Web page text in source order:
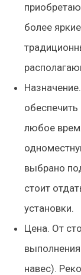
более
любое
выбрано
стоит
установки.
Цена. От
навес).